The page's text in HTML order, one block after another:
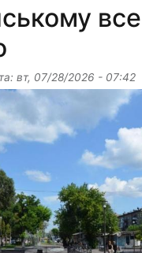
все
вт, 07/28/2026 - 07:42